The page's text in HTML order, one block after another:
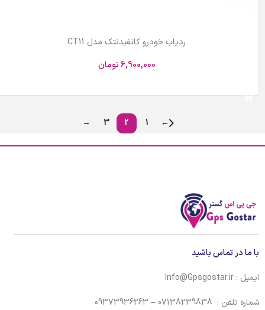
ردیاب خودرو کانفیدنتک مدل CT11
6,900,000تومان
←
1
2
3
→
با ما در تماس باشید
ایمیل : Info@Gpsgostar.ir
شماره تلفن : 07138239838 – 09373936263